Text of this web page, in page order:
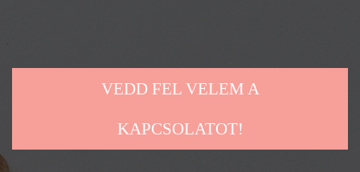
VEDD FEL VELEM A
KAPCSOLATOT!